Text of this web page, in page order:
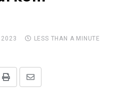
2023
LESS THAN A MINUTE
Print
Share